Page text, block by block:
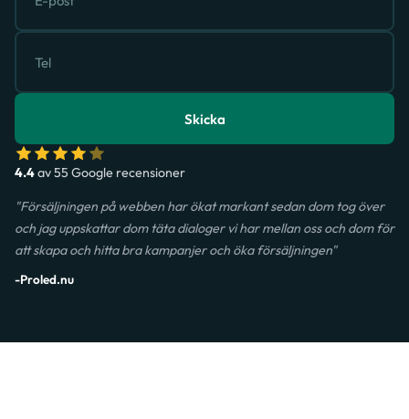
Skicka
4.4av 55 Google recensioner
"Försäljningen på webben har ökat markant sedan dom tog över
och jag uppskattar dom täta dialoger vi har mellan oss och dom för
att skapa och hitta bra kampanjer och öka försäljningen"
-Proled.nu